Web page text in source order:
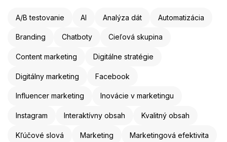
A/B testovanie AI Analýza dát Automatizácia
Branding Chatboty Cieľová skupina
Content marketing Digitálne stratégie
Digitálny marketing Facebook
Influencer marketing Inovácie v marketingu
Instagram Interaktívny obsah Kvalitný obsah
Kľúčové slová Marketing Marketingová efektivita